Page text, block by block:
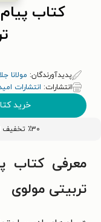
کتاب
پدیدآورندگان: مولانا
انتشارات: انتشارات
خرید
٪۳۰ تخفیف اولین خرید کتاب با کد
معرفی کتاب
تربیتی مولوی